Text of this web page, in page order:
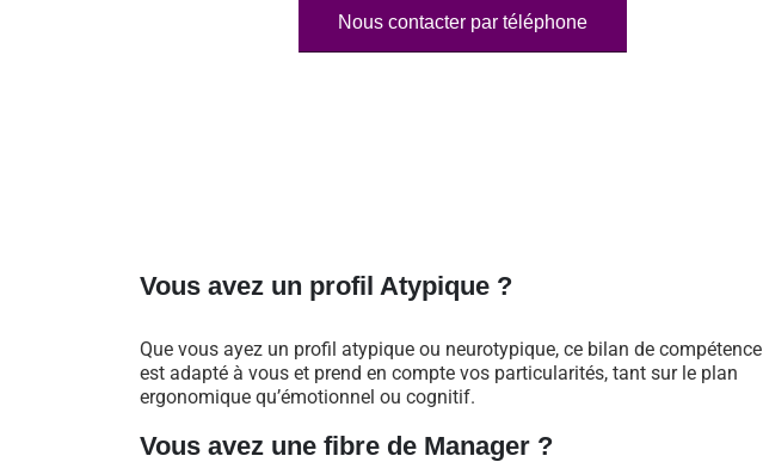
Nous contacter par téléphone
Vous avez un profil Atypique ?
Que vous ayez un profil atypique ou neurotypique, ce bilan de compétence
est adapté à vous et prend en compte vos particularités, tant sur le plan
ergonomique qu’émotionnel ou cognitif.
Vous avez une fibre de Manager ?